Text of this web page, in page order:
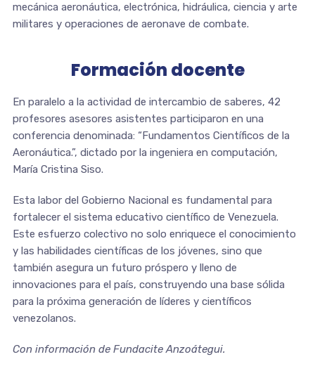
mecánica aeronáutica, electrónica, hidráulica, ciencia y arte
militares y operaciones de aeronave de combate.
Formación docente
En paralelo a la actividad de intercambio de saberes, 42
profesores asesores asistentes participaron en una
conferencia denominada: “Fundamentos Científicos de la
Aeronáutica.”, dictado por la ingeniera en computación,
María Cristina Siso.
Esta labor del Gobierno Nacional es fundamental para
fortalecer el sistema educativo científico de Venezuela.
Este esfuerzo colectivo no solo enriquece el conocimiento
y las habilidades científicas de los jóvenes, sino que
también asegura un futuro próspero y lleno de
innovaciones para el país, construyendo una base sólida
para la próxima generación de líderes y científicos
venezolanos.
Con información de Fundacite Anzoátegui.